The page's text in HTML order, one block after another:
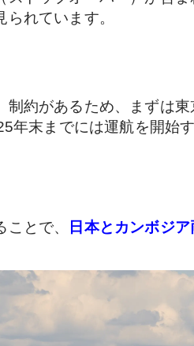
れています。
約があるため、まずは東
末までには運航を開始す
とで、
日本とカンボジ